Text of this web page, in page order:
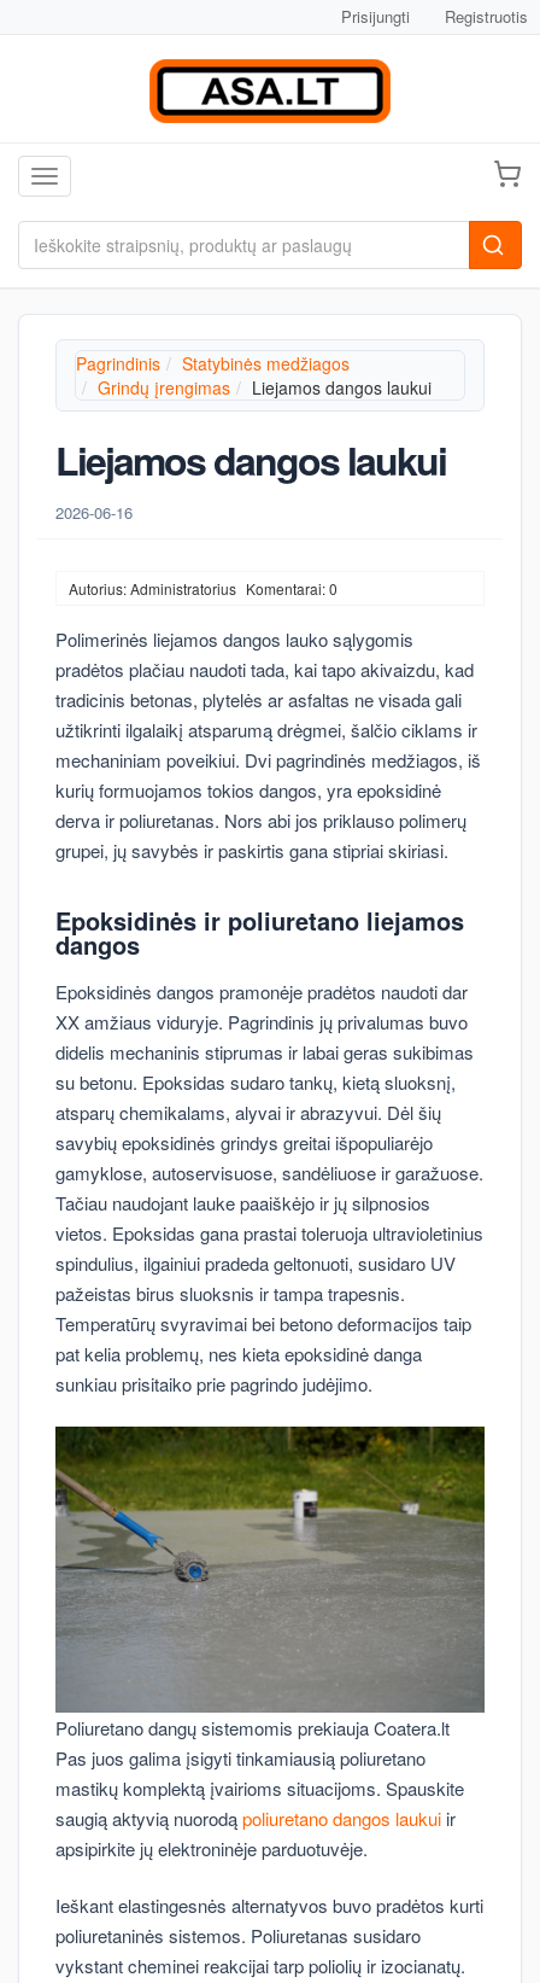
Prisijungti Registruotis
Toggle navigation
Pagrindinis
Statybinės medžiagos
Grindų įrengimas
Liejamos dangos laukui
Liejamos dangos laukui
2026-06-16
Autorius: Administratorius Komentarai: 0
Polimerinės liejamos dangos lauko sąlygomis
pradėtos plačiau naudoti tada, kai tapo akivaizdu, kad
tradicinis betonas, plytelės ar asfaltas ne visada gali
užtikrinti ilgalaikį atsparumą drėgmei, šalčio ciklams ir
mechaniniam poveikiui. Dvi pagrindinės medžiagos, iš
kurių formuojamos tokios dangos, yra epoksidinė
derva ir poliuretanas. Nors abi jos priklauso polimerų
grupei, jų savybės ir paskirtis gana stipriai skiriasi.
Epoksidinės ir poliuretano liejamos
dangos
Epoksidinės dangos pramonėje pradėtos naudoti dar
XX amžiaus viduryje. Pagrindinis jų privalumas buvo
didelis mechaninis stiprumas ir labai geras sukibimas
su betonu. Epoksidas sudaro tankų, kietą sluoksnį,
atsparų chemikalams, alyvai ir abrazyvui. Dėl šių
savybių epoksidinės grindys greitai išpopuliarėjo
gamyklose, autoservisuose, sandėliuose ir garažuose.
Tačiau naudojant lauke paaiškėjo ir jų silpnosios
vietos. Epoksidas gana prastai toleruoja ultravioletinius
spindulius, ilgainiui pradeda geltonuoti, susidaro UV
pažeistas birus sluoksnis ir tampa trapesnis.
Temperatūrų svyravimai bei betono deformacijos taip
pat kelia problemų, nes kieta epoksidinė danga
sunkiau prisitaiko prie pagrindo judėjimo.
Poliuretano dangų sistemomis prekiauja Coatera.lt
Pas juos galima įsigyti tinkamiausią poliuretano
mastikų komplektą įvairioms situacijoms. Spauskite
saugią aktyvią nuorodąpoliuretano dangos laukui ir
apsipirkite jų elektroninėje parduotuvėje.
Ieškant elastingesnės alternatyvos buvo pradėtos kurti
poliuretaninės sistemos. Poliuretanas susidaro
vykstant cheminei reakcijai tarp poliolių ir izocianatų.